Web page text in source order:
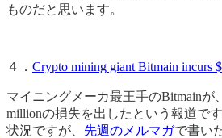
ものだと思います。
４． Crypto mining giant Bitmain incurs
マイニングメーカ最王手のBitmainが
millionの損失を出したという報道で
状況ですが、 先週のメルマガで書い